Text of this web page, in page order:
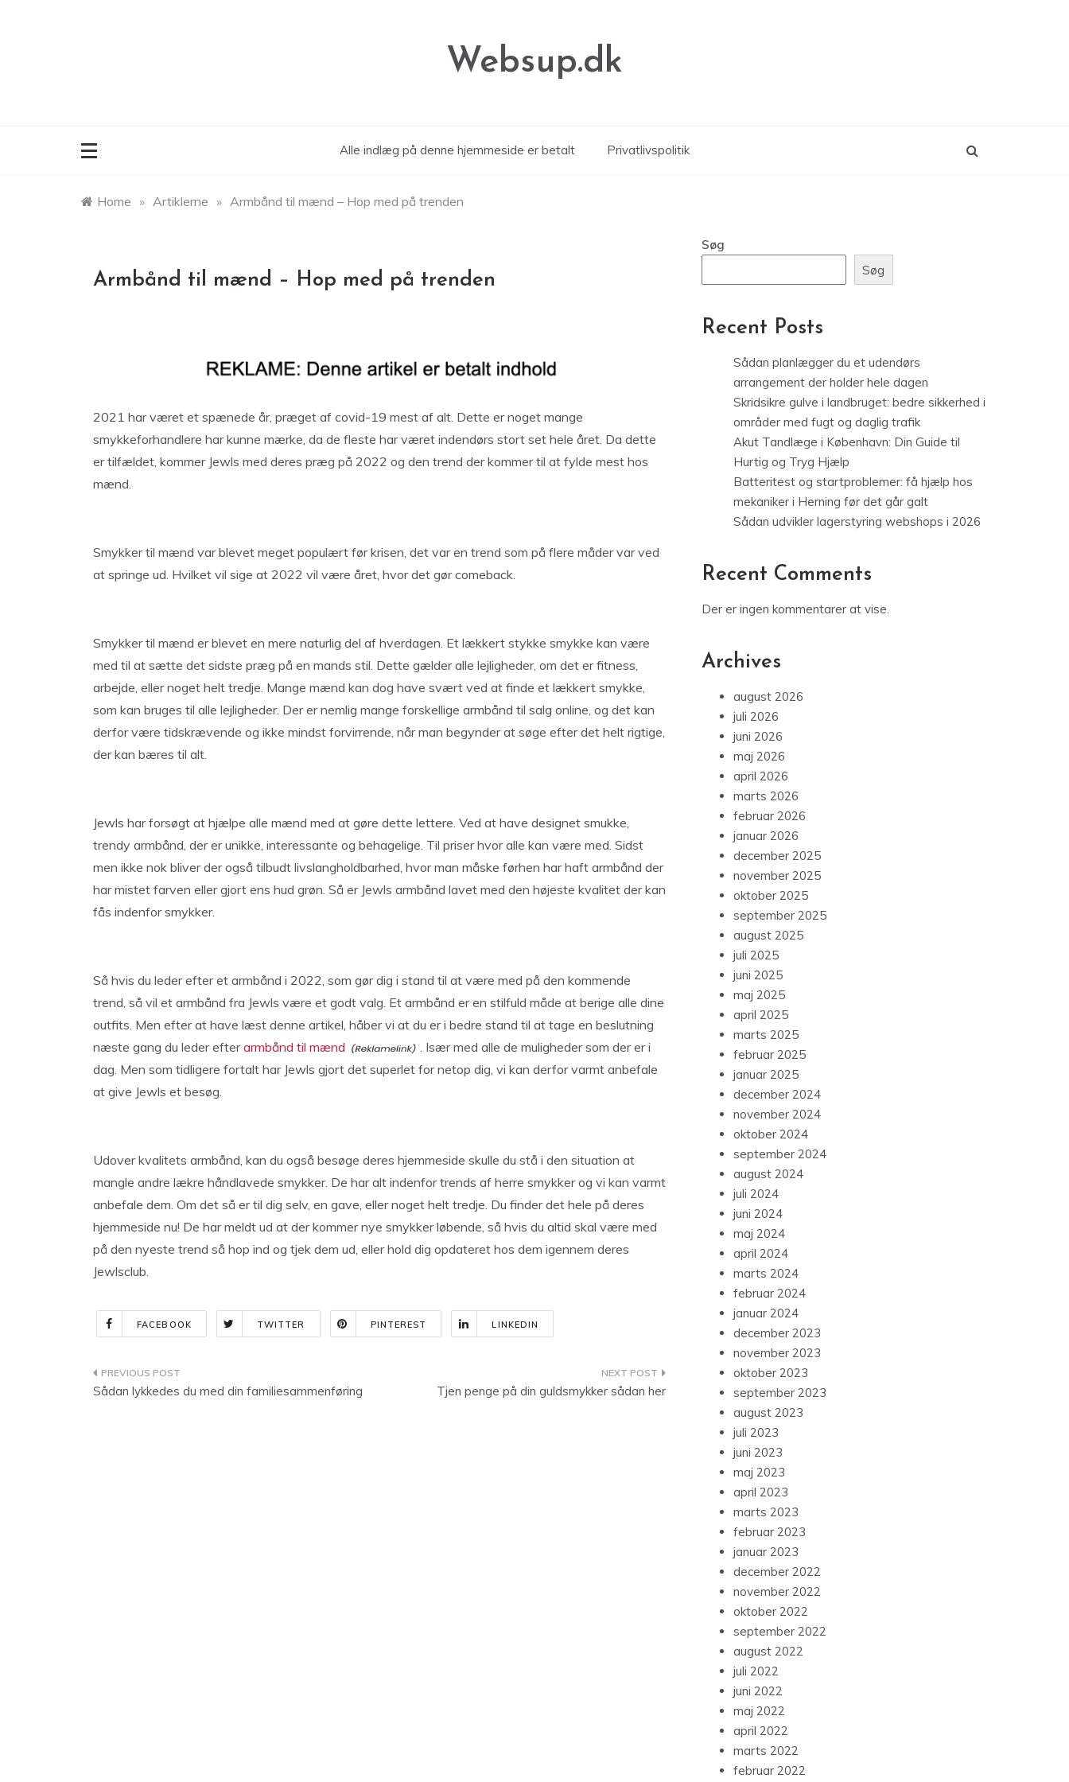
Websup.dk
Alle indlæg på denne hjemmeside er betalt Privatlivspolitik
Home » Artiklerne » Armbånd til mænd – Hop med på trenden
Armbånd til mænd – Hop med på trenden
2021 har været et spænede år, præget af covid-19 mest af alt. Dette er noget mange
smykkeforhandlere har kunne mærke, da de fleste har været indendørs stort set hele året. Da dette
er tilfældet, kommer Jewls med deres præg på 2022 og den trend der kommer til at fylde mest hos
mænd.
Smykker til mænd var blevet meget populært før krisen, det var en trend som på flere måder var ved
at springe ud. Hvilket vil sige at 2022 vil være året, hvor det gør comeback.
Smykker til mænd er blevet en mere naturlig del af hverdagen. Et lækkert stykke smykke kan være
med til at sætte det sidste præg på en mands stil. Dette gælder alle lejligheder, om det er fitness,
arbejde, eller noget helt tredje. Mange mænd kan dog have svært ved at finde et lækkert smykke,
som kan bruges til alle lejligheder. Der er nemlig mange forskellige armbånd til salg online, og det kan
derfor være tidskrævende og ikke mindst forvirrende, når man begynder at søge efter det helt rigtige,
der kan bæres til alt.
Jewls har forsøgt at hjælpe alle mænd med at gøre dette lettere. Ved at have designet smukke,
trendy armbånd, der er unikke, interessante og behagelige. Til priser hvor alle kan være med. Sidst
men ikke nok bliver der også tilbudt livslangholdbarhed, hvor man måske førhen har haft armbånd der
har mistet farven eller gjort ens hud grøn. Så er Jewls armbånd lavet med den højeste kvalitet der kan
fås indenfor smykker.
Så hvis du leder efter et armbånd i 2022, som gør dig i stand til at være med på den kommende
trend, så vil et armbånd fra Jewls være et godt valg. Et armbånd er en stilfuld måde at berige alle dine
outfits. Men efter at have læst denne artikel, håber vi at du er i bedre stand til at tage en beslutning
næste gang du leder efterarmbånd til mænd
. Især med alle de muligheder som der er i
dag. Men som tidligere fortalt har Jewls gjort det superlet for netop dig, vi kan derfor varmt anbefale
at give Jewls et besøg.
Udover kvalitets armbånd, kan du også besøge deres hjemmeside skulle du stå i den situation at
mangle andre lækre håndlavede smykker. De har alt indenfor trends af herre smykker og vi kan varmt
anbefale dem. Om det så er til dig selv, en gave, eller noget helt tredje. Du finder det hele på deres
hjemmeside nu! De har meldt ud at der kommer nye smykker løbende, så hvis du altid skal være med
på den nyeste trend så hop ind og tjek dem ud, eller hold dig opdateret hos dem igennem deres
Jewlsclub.
FACEBOOK TWITTER PINTEREST LINKEDIN
Indlægsnavigation
Sådan lykkedes du med din familiesammenføring Tjen penge på din guldsmykker sådan her
Søg
Søg
Recent Posts
Sådan planlægger du et udendørs
arrangement der holder hele dagen
Skridsikre gulve i landbruget: bedre sikkerhed i
områder med fugt og daglig trafik
Akut Tandlæge i København: Din Guide til
Hurtig og Tryg Hjælp
Batteritest og startproblemer: få hjælp hos
mekaniker i Herning før det går galt
Sådan udvikler lagerstyring webshops i 2026
Recent Comments
Der er ingen kommentarer at vise.
Archives
august 2026
juli 2026
juni 2026
maj 2026
april 2026
marts 2026
februar 2026
januar 2026
december 2025
november 2025
oktober 2025
september 2025
august 2025
juli 2025
juni 2025
maj 2025
april 2025
marts 2025
februar 2025
januar 2025
december 2024
november 2024
oktober 2024
september 2024
august 2024
juli 2024
juni 2024
maj 2024
april 2024
marts 2024
februar 2024
januar 2024
december 2023
november 2023
oktober 2023
september 2023
august 2023
juli 2023
juni 2023
maj 2023
april 2023
marts 2023
februar 2023
januar 2023
december 2022
november 2022
oktober 2022
september 2022
august 2022
juli 2022
juni 2022
maj 2022
april 2022
marts 2022
februar 2022